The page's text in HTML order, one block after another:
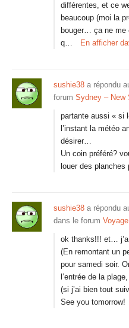
différentes, et ce
beaucoup (moi la
bouger… ça ne me
q…
En afficher
sushie38 a répondu
forum Sydney – New
partante aussi « si
l’instant la météo
désirer…
Un coin préféré?
louer des
sushie38 a répondu
dans le forum
ok thanks!!! et…
(En remontant un
pour samedi soir.
l’entrée de la
(si j’ai bien tout
See you tomorrow!